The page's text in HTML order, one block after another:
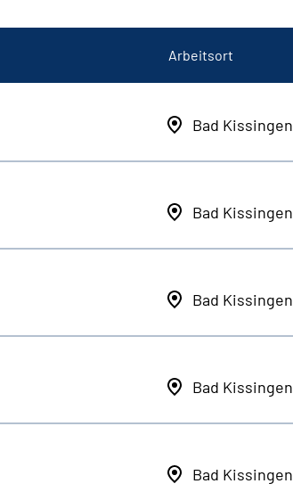
Arbeitsort
Bad Kissingen
Bad Kissingen
Bad Kissingen
Bad Kissingen
Bad Kissingen